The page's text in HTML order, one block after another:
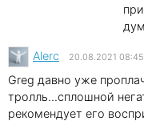
Alerc 20.08.2021 08:45
Greg давно уже
тролль...сплошной
рекомендует его